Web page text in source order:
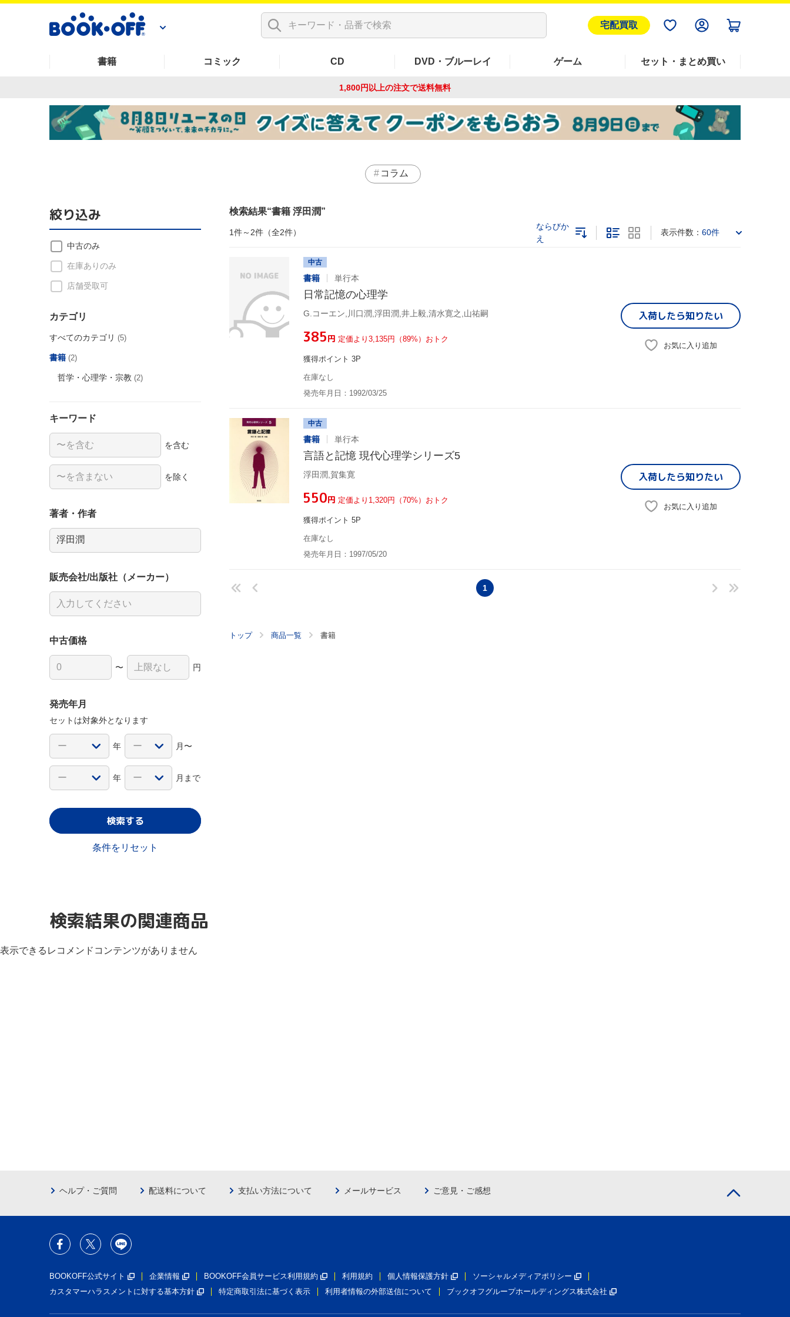
宅配買取
書籍 コミック CD DVD・ブルーレイ ゲーム セット・まとめ買い
1,800円以上の注文で送料無料
コラム
検索結果 書籍 浮田潤
1件～2件（全2件）
ならびか
え
表示件数： 60件
中古
書籍 単行本
日常記憶の心理学
G.コーエン,川口潤,浮田潤,井上毅,清水寛之,山祐嗣
¥385円 定価より3,135円（89%）おトク
獲得ポイント 3P
在庫なし
発売年月日：1992/03/25
入荷したら知りたい
お気に入り追加
中古
書籍 単行本
言語と記憶 現代心理学シリーズ5
浮田潤,賀集寛
¥550円 定価より1,320円（70%）おトク
獲得ポイント 5P
在庫なし
発売年月日：1997/05/20
入荷したら知りたい
お気に入り追加
1
トップ 商品一覧 書籍
絞り込み
中古のみ
在庫ありのみ
店舗受取可
カテゴリ
すべてのカテゴリ (5)
書籍 (2)
哲学・心理学・宗教 (2)
キーワード
を含む
を除く
著者・作者
販売会社/出版社（メーカー）
中古価格
〜 円
発売年月
セットは対象外となります
年 月〜
年 月まで
検索する
条件をリセット
検索結果の関連商品
表示できるレコメンドコンテンツがありません
ヘルプ・ご質問 配送料について 支払い方法について メールサービス ご意見・ご感想
BOOKOFF公式サイト 企業情報 BOOKOFF会員サービス利用規約 利用規約 個人情報保護方針
ソーシャルメディアポリシー
カスタマーハラスメントに対する基本方針
特定商取引法に基づく表示 利用者情報の外部送信について ブックオフグループホールディングス株式会社